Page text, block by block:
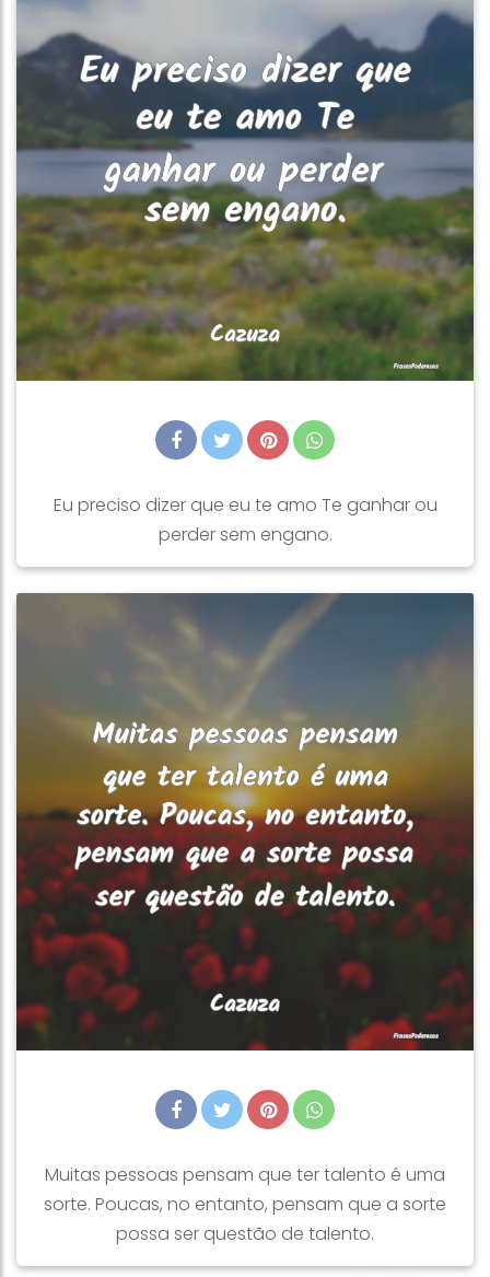
Eu preciso dizer que eu te amo Te ganhar ou
perder sem engano.
Muitas pessoas pensam que ter talento é uma
sorte. Poucas, no entanto, pensam que a sorte
possa ser questão de talento.